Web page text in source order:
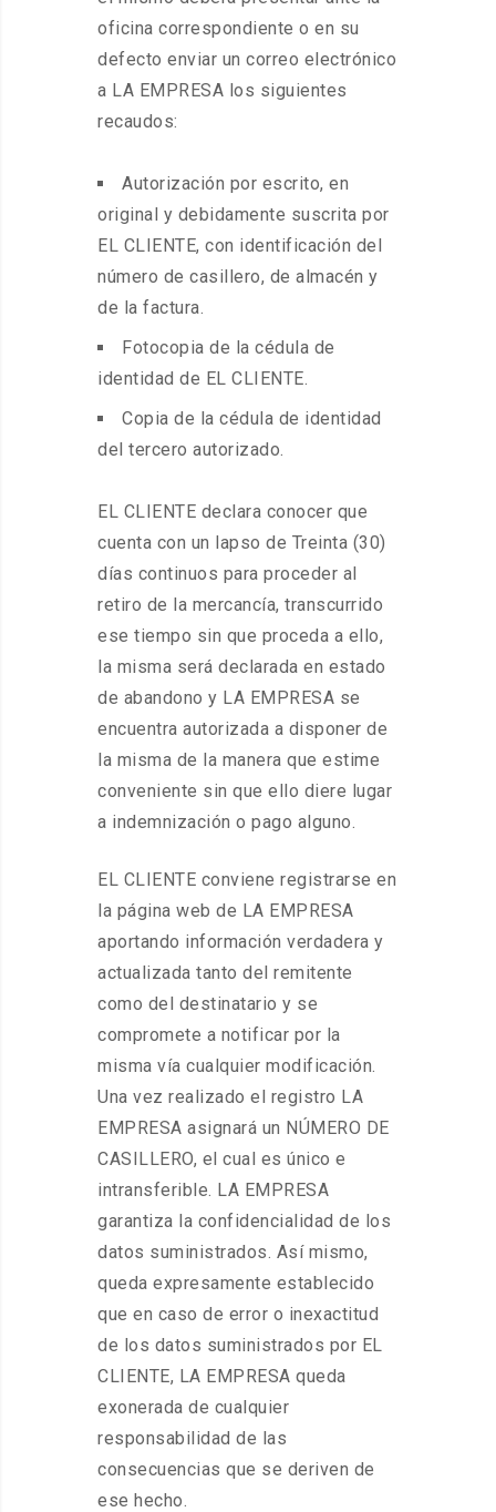
oficina correspondiente o en su
defecto enviar un correo electrónico
a LA EMPRESA los siguientes
recaudos:
Autorización por escrito, en
original y debidamente suscrita por
EL CLIENTE, con identificación del
número de casillero, de almacén y
de la factura.
Fotocopia de la cédula de
identidad de EL CLIENTE.
Copia de la cédula de identidad
del tercero autorizado.
EL CLIENTE declara conocer que
cuenta con un lapso de Treinta (30)
días continuos para proceder al
retiro de la mercancía, transcurrido
ese tiempo sin que proceda a ello,
la misma será declarada en estado
de abandono y LA EMPRESA se
encuentra autorizada a disponer de
la misma de la manera que estime
conveniente sin que ello diere lugar
a indemnización o pago alguno.
EL CLIENTE conviene registrarse en
la página web de LA EMPRESA
aportando información verdadera y
actualizada tanto del remitente
como del destinatario y se
compromete a notificar por la
misma vía cualquier modificación.
Una vez realizado el registro LA
EMPRESA asignará un NÚMERO DE
CASILLERO, el cual es único e
intransferible. LA EMPRESA
garantiza la confidencialidad de los
datos suministrados. Así mismo,
queda expresamente establecido
que en caso de error o inexactitud
de los datos suministrados por EL
CLIENTE, LA EMPRESA queda
exonerada de cualquier
responsabilidad de las
consecuencias que se deriven de
ese hecho.